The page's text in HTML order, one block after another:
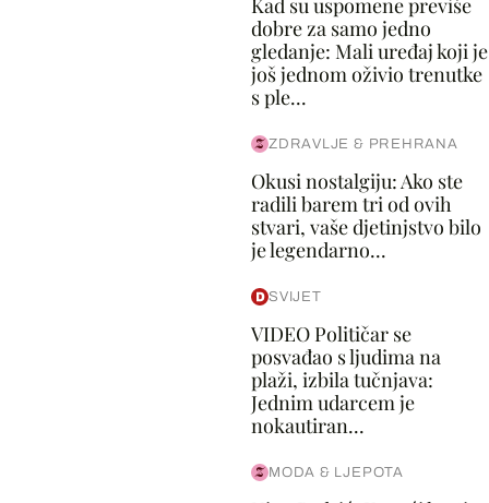
Kad su uspomene previše
dobre za samo jedno
gledanje: Mali uređaj koji je
još jednom oživio trenutke
s ple...
ZDRAVLJE & PREHRANA
Okusi nostalgiju: Ako ste
radili barem tri od ovih
stvari, vaše djetinjstvo bilo
je legendarno...
SVIJET
VIDEO Političar se
posvađao s ljudima na
plaži, izbila tučnjava:
Jednim udarcem je
nokautiran...
MODA & LJEPOTA